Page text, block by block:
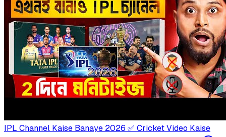
IPL Channel Kaise Banaye 2026 ✅ Cricket Video Kaise